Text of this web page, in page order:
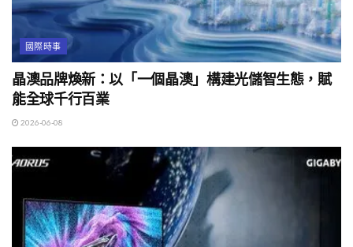
國際時事
晶澳品牌煥新：以「一個晶澳」構建光儲智生態，賦
能全球千行百業
2026-06-08